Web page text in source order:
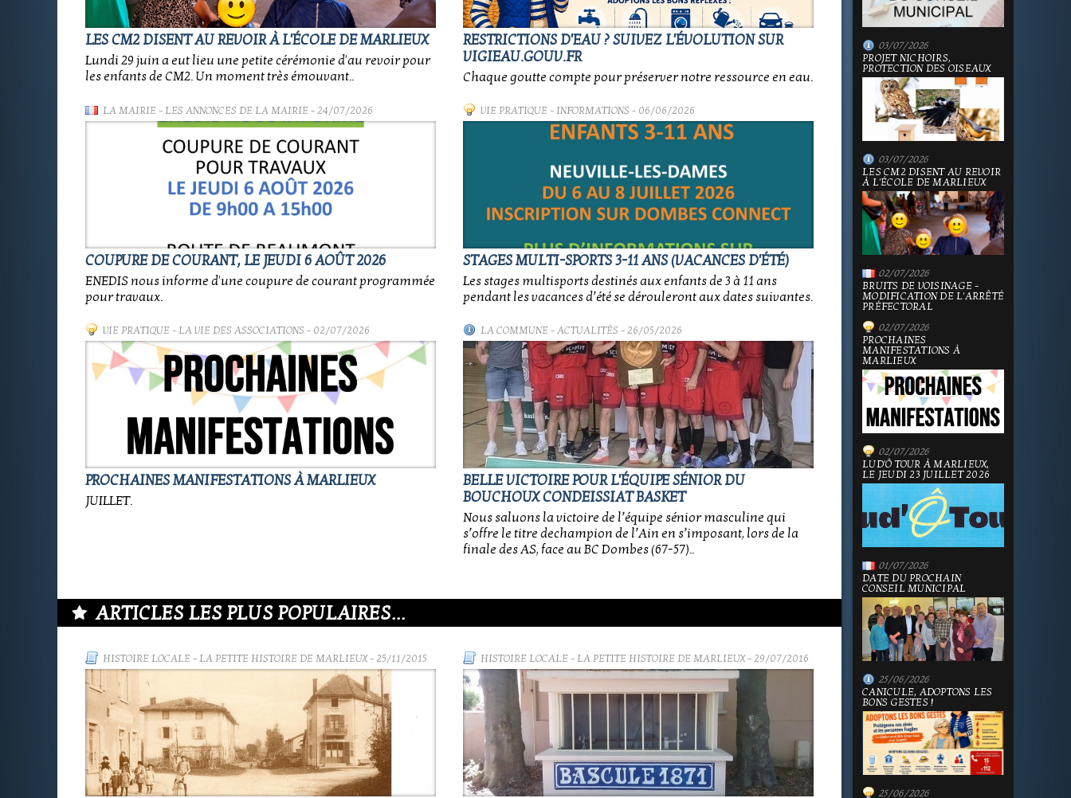
LES CM2 DISENT AU REVOIR À L'ÉCOLE DE MARLIEUX
Lundi 29 juin a eut lieu une petite cérémonie d'au revoir pour
les enfants de CM2. Un moment très émouvant..
RESTRICTIONS D'EAU ? SUIVEZ L'ÉVOLUTION SUR
VIGIEAU.GOUV.FR
Chaque goutte compte pour préserver notre ressource en eau.
LA MAIRIE- LES ANNONCES DE LA MAIRIE- 24/07/2026
COUPURE DE COURANT, LE JEUDI 6 AOÛT 2026
ENEDIS nous informe d'une coupure de courant programmée
pour travaux.
VIE PRATIQUE- INFORMATIONS - 06/06/2026
STAGES MULTI-SPORTS 3-11 ANS (VACANCES D'ÉTÉ)
Les stages multisports destinés aux enfants de 3 à 11 ans
pendant les vacances d’été se dérouleront aux dates suivantes.
VIE PRATIQUE- LA VIE DES ASSOCIATIONS - 02/07/2026
PROCHAINES MANIFESTATIONS À MARLIEUX
JUILLET.
LA COMMUNE-ACTUALITÉS - 26/05/2026
BELLE VICTOIRE POUR L'ÉQUIPE SÉNIOR DU
BOUCHOUX CONDEISSIAT BASKET
Nous saluons la victoire de l’équipe sénior masculine qui
s’offre le titre dechampion de l’Ain en s’imposant, lors de la
finale des AS, face au BC Dombes (67-57)..
ARTICLES LES PLUS POPULAIRES...
HISTOIRE LOCALE- LA PETITE HISTOIRE DE MARLIEUX- 25/11/2015 HISTOIRE LOCALE- LA PETITE HISTOIRE DE MARLIEUX- 29/07/2016
03/07/2026
PROJET NICHOIRS,
PROTECTION DES OISEAUX
03/07/2026
LES CM2 DISENT AU REVOIR
À L'ÉCOLE DE MARLIEUX
02/07/2026
BRUITS DE VOISINAGE -
MODIFICATION DE L'ARRÊTÉ
PRÉFECTORAL
02/07/2026
PROCHAINES
MANIFESTATIONS À
MARLIEUX
02/07/2026
LUD'Ô TOUR À MARLIEUX,
LE JEUDI 23 JUILLET 2026
01/07/2026
DATE DU PROCHAIN
CONSEIL MUNICIPAL
25/06/2026
CANICULE, ADOPTONS LES
BONS GESTES !
25/06/2026